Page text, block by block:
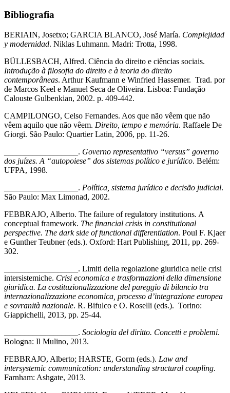
Bibliografia
BERIAIN, Josetxo; GARCIA BLANCO, José María. Complejidad
y modernidad. Niklas Luhmann. Madri: Trotta, 1998.
BÜLLESBACH, Alfred. Ciência do direito e ciências sociais.
Introdução à filosofia do direito e à teoria do direito
contemporâneas. Arthur Kaufmann e Winfried Hassemer. Trad. por
de Marcos Keel e Manuel Seca de Oliveira. Lisboa: Fundação
Calouste Gulbenkian, 2002. p. 409-442.
CAMPILONGO, Celso Fernandes. Aos que não vêem que não
vêem aquilo que não vêem. Direito, tempo e memória. Raffaele De
Giorgi. São Paulo: Quartier Latin, 2006, pp. 11-26.
__________________. Governo representativo “versus” governo
dos juízes. A “autopoiese” dos sistemas político e jurídico. Belém:
UFPA, 1998.
__________________. Política, sistema jurídico e decisão judicial.
São Paulo: Max Limonad, 2002.
FEBBRAJO, Alberto. The failure of regulatory institutions. A
conceptual framework. The financial crisis in constitutional
perspective. The dark side of functional differentiation. Poul F. Kjaer
e Gunther Teubner (eds.). Oxford: Hart Publishing, 2011, pp. 269-
302.
__________________. Limiti della regolazione giuridica nelle crisi
intersistemiche. Crisi economica e trasformazioni della dimensione
giuridica. La costituzionalizzazione del pareggio di bilancio tra
internazionalizzazione economica, processo d’integrazione europea
e sovranità nazionale. R. Bifulco e O. Roselli (eds.). Torino:
Giappichelli, 2013, pp. 25-44.
__________________. Sociologia del diritto. Concetti e problemi.
Bologna: Il Mulino, 2013.
FEBBRAJO, Alberto; HARSTE, Gorm (eds.). Law and
intersystemic communication: understanding structural coupling.
Farnham: Ashgate, 2013.